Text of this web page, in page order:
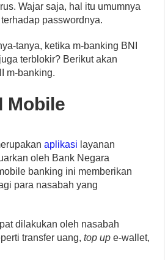
Wajar saja, hal itu umumnya
passwordnya.
tanya, ketika m-banking BNI
terblokir? Berikut akan
m-banking.
Mobile
aplikasi layanan
oleh Bank Negara
banking ini memberikan
para nasabah yang
dilakukan oleh nasabah
transfer uang,top upe-wallet,